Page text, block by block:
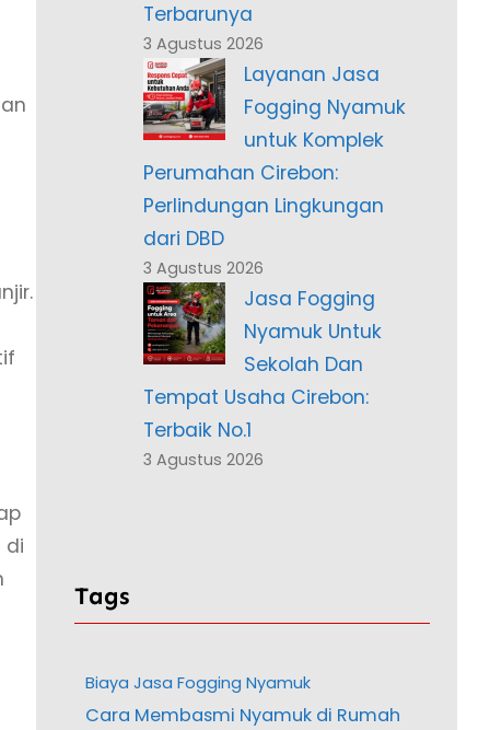
di
Terbarunya
3 Agustus 2026
Layanan Jasa
Fogging Nyamuk
untuk Komplek
Perumahan Cirebon:
Perlindungan Lingkungan
dari DBD
3 Agustus 2026
Jasa Fogging
Nyamuk Untuk
Sekolah Dan
Tempat Usaha Cirebon:
Terbaik No.1
3 Agustus 2026
Tags
Biaya Jasa Fogging Nyamuk
Cara Membasmi Nyamuk di Rumah